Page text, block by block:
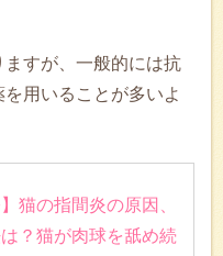
すが、一般的には抗
用いることが多いよ
猫の指間炎の原因、
？猫が肉球を舐め続